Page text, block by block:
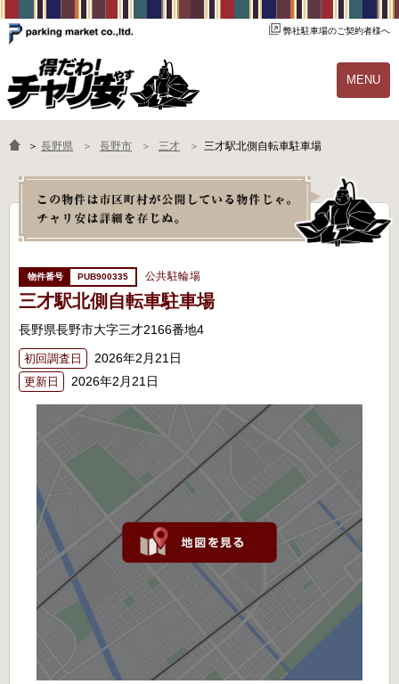
弊社駐車場のご契約者様へ
MENU
物件一覧 ご契約の流れ
よくあるご質問 駐輪場オーナー様へ
＞ 長野県 長野市 三才 三才駅北側自転車駐車場
PUB900335 公共駐輪場
三才駅北側自転車駐車場
長野県長野市大字三才2166番地4
初回調査日 2026年2月21日
更新日 2026年2月21日